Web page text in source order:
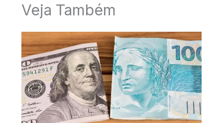
Veja Também